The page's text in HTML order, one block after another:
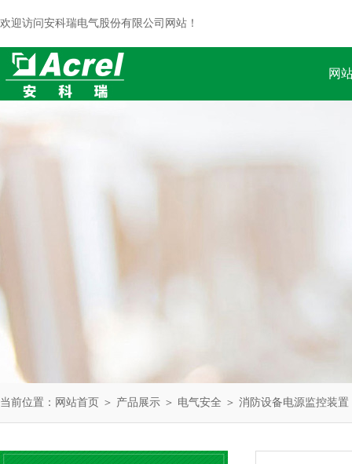
欢迎访问安科瑞电气股份有限公司网站！
网
当前位置： 网站首页 ＞ 产品展示 ＞ 电气安全 ＞ 消防设备电源监控装置